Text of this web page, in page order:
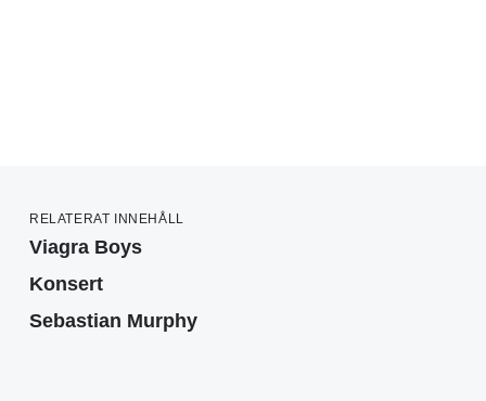
RELATERAT INNEHÅLL
Viagra Boys
Konsert
Sebastian Murphy